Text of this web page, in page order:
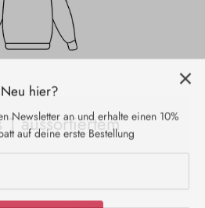
aussortiertem
Newsletter an und erhalte einen 10%
auf deine erste Bestellung